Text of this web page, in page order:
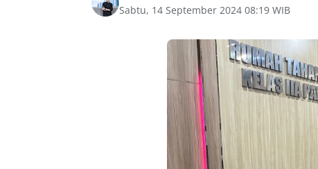
Sabtu, 14 September 2024 08:19 WIB